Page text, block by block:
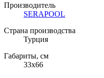
Производитель
SERAPOOL
Страна производства
Турция
Габариты, см
33x66